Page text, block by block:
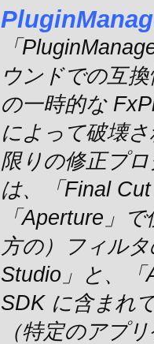
「
ウンドでの互
の一時的な
によって破壊
限りの修正プ
は、「Final
「Aperture」
方の）フィル
Studio」と、
SDK に含まれ
（特定のアプ